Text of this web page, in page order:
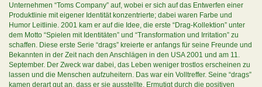
Unternehmen “Toms Company” auf, wobei er sich auf das Entwerfen einer
Produktlinie mit eigener Identität konzentrierte; dabei waren Farbe und
Humor Leitlinie. 2001 kam er auf die Idee, die erste “Drag-Kollektion” unter
dem Motto “Spielen mit Identitäten” und “Transformation und Irritation” zu
schaffen. Diese erste Serie “drags” kreierte er anfangs für seine Freunde und
Bekannten in der Zeit nach den Anschlägen in den USA 2001 und am 11.
September. Der Zweck war dabei, das Leben weniger trostlos erscheinen zu
lassen und die Menschen aufzuheitern. Das war ein Volltreffer. Seine “drags”
kamen derart gut an, dass er sie ausstellte. Ermutigt durch die positiven